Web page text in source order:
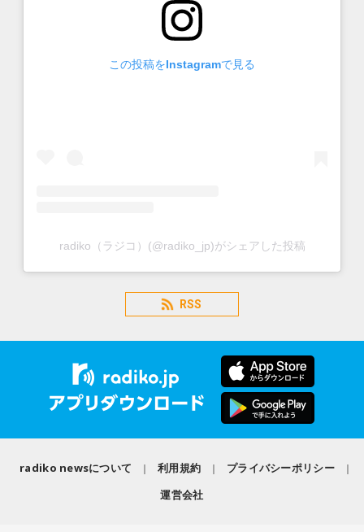
この投稿をInstagramで見る
radiko（ラジコ）(@radiko_jp)がシェアした投稿
RSS
radiko newsについて 利用規約
プライバシーポリシー
運営会社